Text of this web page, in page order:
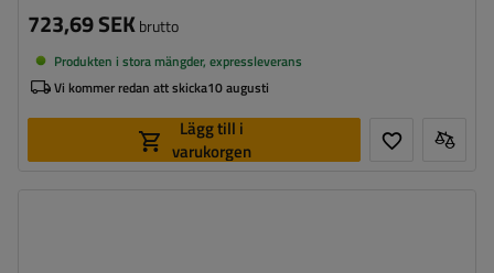
723,69 SEKbrutto
Produkten i stora mängder, expressleverans
Vi kommer redan att skicka10 augusti
Lägg till i
varukorgen